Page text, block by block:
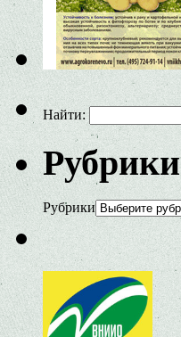
Найти:
Рубрики
Рубрики